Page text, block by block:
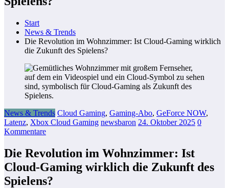
Start
News & Trends
Die Revolution im Wohnzimmer: Ist Cloud-Gaming wirklich
die Zukunft des Spielens?
News & Trends Cloud Gaming, Gaming-Abo, GeForce NOW,
Latenz, Xbox Cloud Gaming newsbaron 24. Oktober 2025 0
Kommentare
Die Revolution im Wohnzimmer: Ist
Cloud-Gaming wirklich die Zukunft des
Spielens?